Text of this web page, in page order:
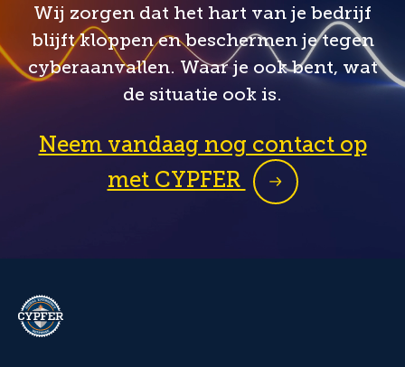
Wij zorgen dat het hart van je bedrijf
blijft kloppen en beschermen je tegen
cyberaanvallen. Waar je ook bent, wat
de situatie ook is.
Neem vandaag nog contact op
met CYPFER